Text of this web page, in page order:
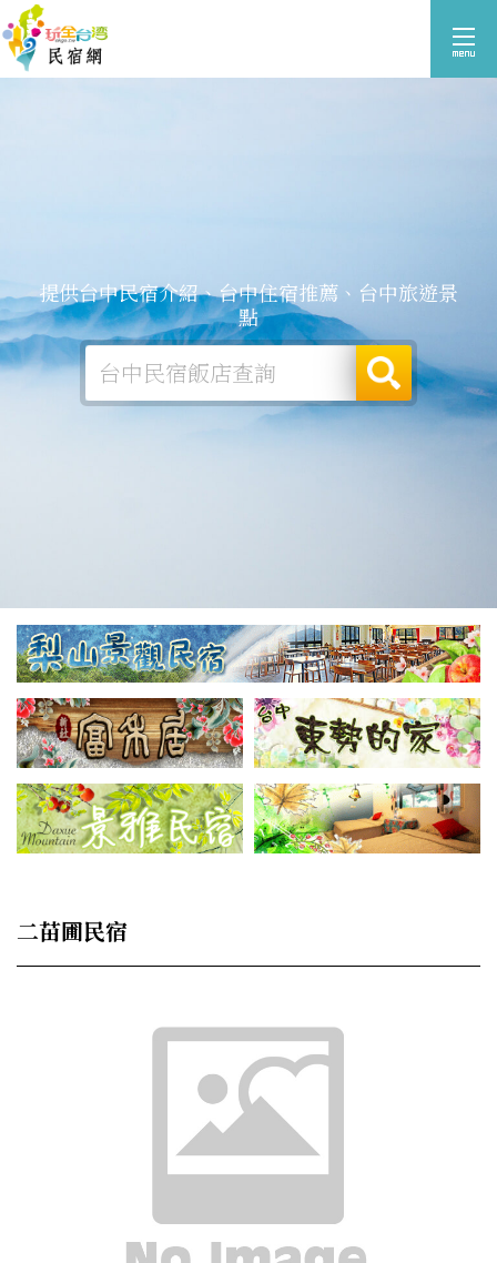
提供台中民宿介紹、台中住宿推薦、台中旅遊景
點
二苗圃民宿